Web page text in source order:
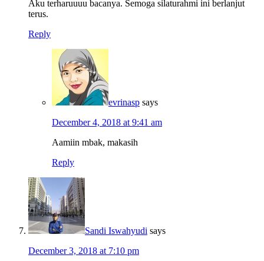
Aku terharuuuu bacanya. Semoga silaturahmi ini berlanjut
terus.
Reply
evrinasp says
December 4, 2018 at 9:41 am
Aamiin mbak, makasih
Reply
Sandi Iswahyudi says
December 3, 2018 at 7:10 pm